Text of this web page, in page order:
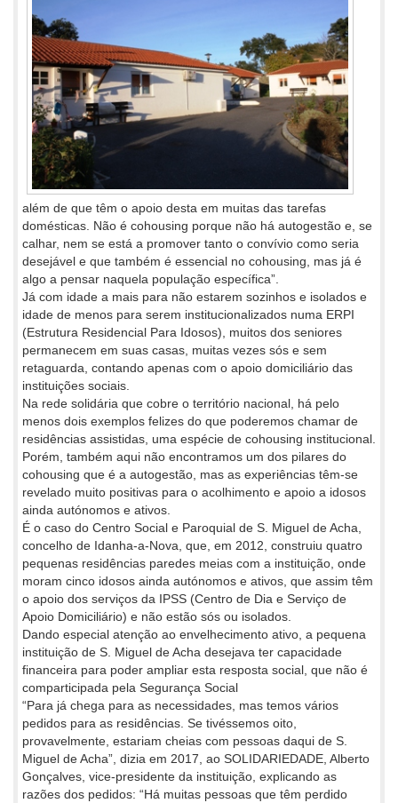
além de que têm o apoio desta em muitas das tarefas
domésticas. Não é cohousing porque não há autogestão e, se
calhar, nem se está a promover tanto o convívio como seria
desejável e que também é essencial no cohousing, mas já é
algo a pensar naquela população específica”.
Já com idade a mais para não estarem sozinhos e isolados e
idade de menos para serem institucionalizados numa ERPI
(Estrutura Residencial Para Idosos), muitos dos seniores
permanecem em suas casas, muitas vezes sós e sem
retaguarda, contando apenas com o apoio domiciliário das
instituições sociais.
Na rede solidária que cobre o território nacional, há pelo
menos dois exemplos felizes do que poderemos chamar de
residências assistidas, uma espécie de cohousing institucional.
Porém, também aqui não encontramos um dos pilares do
cohousing que é a autogestão, mas as experiências têm-se
revelado muito positivas para o acolhimento e apoio a idosos
ainda autónomos e ativos.
É o caso do Centro Social e Paroquial de S. Miguel de Acha,
concelho de Idanha-a-Nova, que, em 2012, construiu quatro
pequenas residências paredes meias com a instituição, onde
moram cinco idosos ainda autónomos e ativos, que assim têm
o apoio dos serviços da IPSS (Centro de Dia e Serviço de
Apoio Domiciliário) e não estão sós ou isolados.
Dando especial atenção ao envelhecimento ativo, a pequena
instituição de S. Miguel de Acha desejava ter capacidade
financeira para poder ampliar esta resposta social, que não é
comparticipada pela Segurança Social
“Para já chega para as necessidades, mas temos vários
pedidos para as residências. Se tivéssemos oito,
provavelmente, estariam cheias com pessoas daqui de S.
Miguel de Acha”, dizia em 2017, ao SOLIDARIEDADE, Alberto
Gonçalves, vice-presidente da instituição, explicando as
razões dos pedidos: “Há muitas pessoas que têm perdido